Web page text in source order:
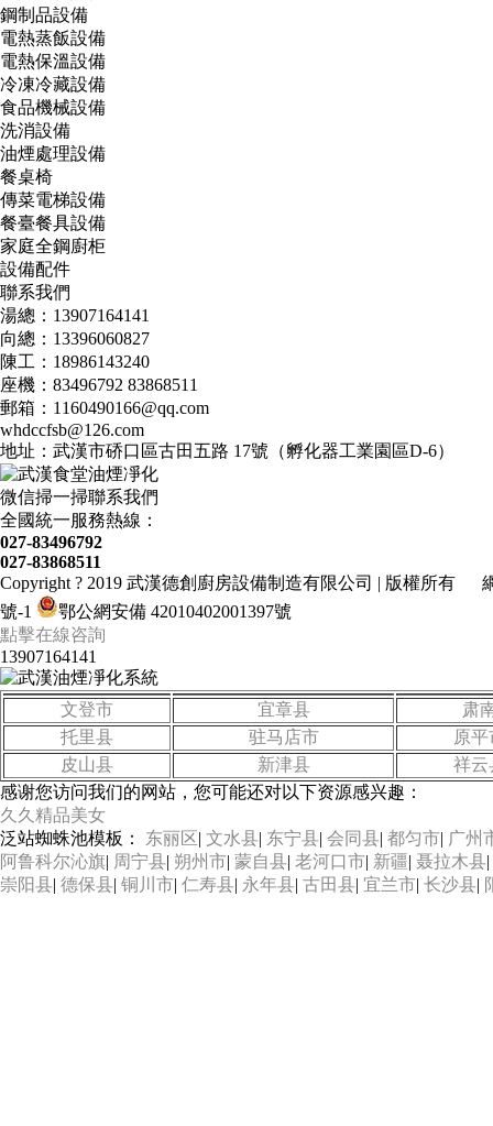
鋼制品設備
電熱蒸飯設備
電熱保溫設備
冷凍冷藏設備
食品機械設備
洗消設備
油煙處理設備
餐桌椅
傳菜電梯設備
餐臺餐具設備
家庭全鋼廚柜
設備配件
聯系我們
湯總：13907164141
向總：13396060827
陳工：18986143240
座機：83496792 83868511
郵箱：1160490166@qq.com
whdccfsb@126.com
地址：武漢市硚口區古田五路 17號（孵化器工業園區D-6）
微信掃一掃聯系我們
全國統一服務熱線：
027-83496792
027-83868511
Copyright ? 2019 武漢德創廚房設備制造有限公司 | 版權所有
號-1
鄂公網安備 42010402001397號
點擊在線咨詢
13907164141
文登市 宜章县
肃
托里县
驻马店市
原平
皮山县
新津县
祥云
感谢您访问我们的网站，您可能还对以下资源感兴趣：
久久精品美女
泛站蜘蛛池模板： 东丽区| 文水县| 东宁县| 会同县| 都匀市| 广州
阿鲁科尔沁旗| 周宁县| 朔州市| 蒙自县| 老河口市| 新疆| 聂拉木县|
崇阳县| 德保县| 铜川市| 仁寿县| 永年县| 古田县| 宜兰市| 长沙县|